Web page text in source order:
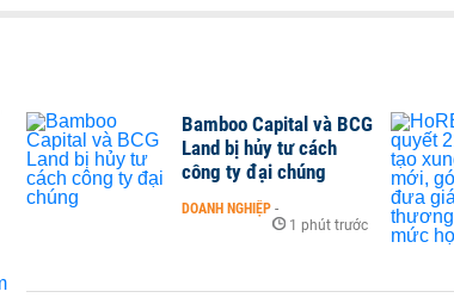
Bamboo Capital và BCG
Land bị hủy tư cách
công ty đại chúng
DOANH NGHIỆP -
1 phút trước